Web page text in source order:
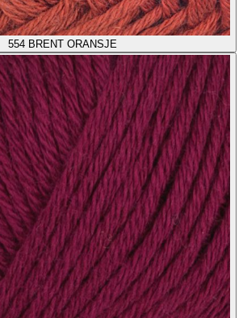
554 BRENT ORANSJE